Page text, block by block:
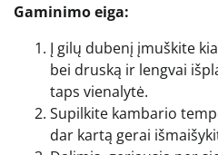
Gaminimo eiga:
Į gilų dubenį įmuškite
bei druską ir lengvai
taps vienalytė.
Supilkite kambario
dar kartą gerai